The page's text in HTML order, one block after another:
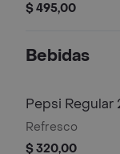
$ 495,00
Bebidas
Pepsi Regular
Refresco
$ 320,00